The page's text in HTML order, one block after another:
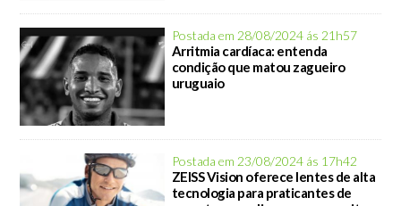
Postada em 28/08/2024 ás 21h57
Arritmia cardíaca: entenda
condição que matou zagueiro
uruguaio
Postada em 23/08/2024 ás 17h42
ZEISS Vision oferece lentes de alta
tecnologia para praticantes de